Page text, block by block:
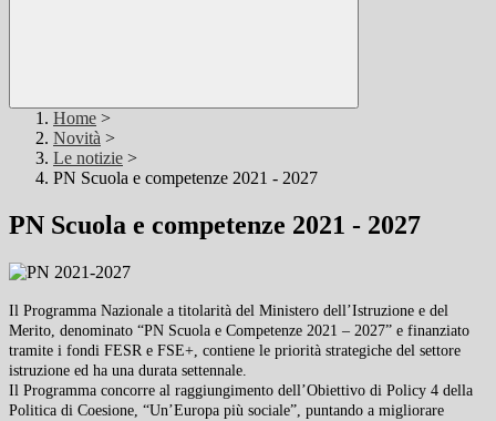
Home >
Novità >
Le notizie >
PN Scuola e competenze 2021 - 2027
PN Scuola e competenze 2021 - 2027
Il Programma Nazionale a titolarità del Ministero dell’Istruzione e del
Merito, denominato “PN Scuola e Competenze 2021 – 2027” e finanziato
tramite i fondi FESR e FSE+, contiene le priorità strategiche del settore
istruzione ed ha una durata settennale.
Il Programma concorre al raggiungimento dell’Obiettivo di Policy 4 della
Politica di Coesione, “Un’Europa più sociale”, puntando a migliorare